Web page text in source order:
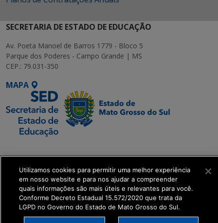
SECRETARIA DE ESTADO DE EDUCAÇÃO
Av. Poeta Manoel de Barros 1779 - Bloco 5
Parque dos Poderes - Campo Grande | MS
CEP.: 79.031-350
MAPA
Executiva de
Transformação Digital
get_footer();
Utilizamos cookies para permitir uma melhor experiência
em nosso website e para nos ajudar a compreender
quais informações são mais úteis e relevantes para você.
Conforme Decreto Estadual 15.572/2020 que trata da
LGPD no Governo do Estado de Mato Grosso do Sul.